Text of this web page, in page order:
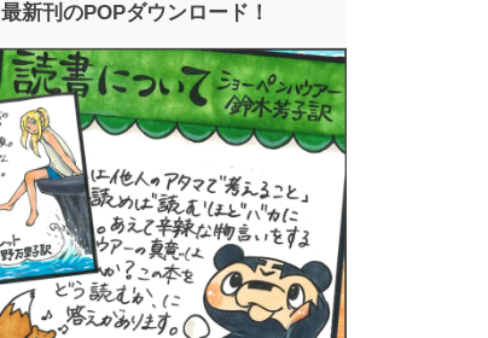
最新刊のPOPダウンロード！